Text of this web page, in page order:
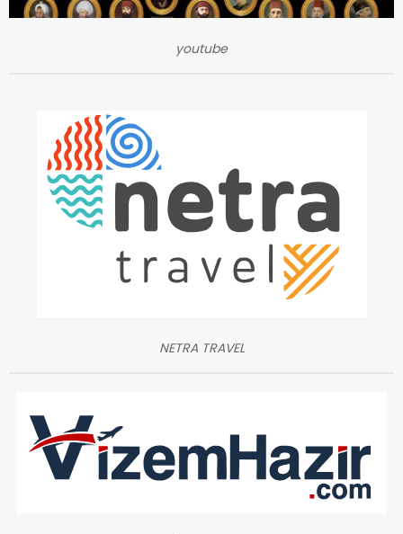
youtube
NETRA TRAVEL